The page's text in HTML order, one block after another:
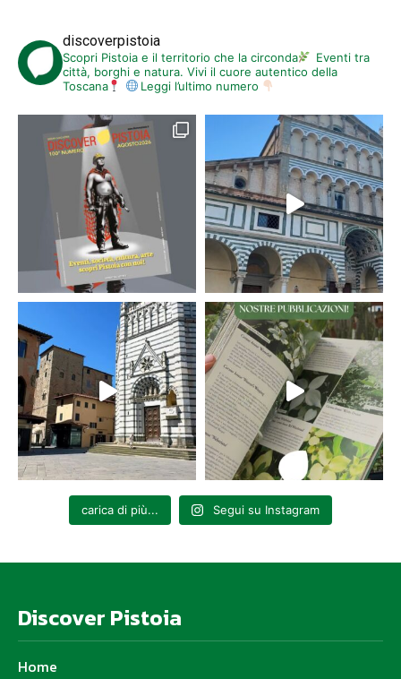
discoverpistoia
Scopri Pistoia e il territorio che la circonda
Eventi tra
città, borghi e natura. Vivi il cuore autentico della
Toscana
Leggi l’ultimo numero
carica di più... Segui su Instagram
Discover Pistoia
Home